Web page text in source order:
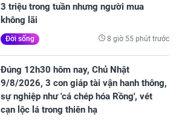
3 triệu trong tuần nhưng người mua
không lãi
Đời sống 8 giờ 55 phút trước
Đúng 12h30 hôm nay, Chủ Nhật
9/8/2026, 3 con giáp tài vận hanh thông,
sự nghiệp như 'cá chép hóa Rồng', vét
cạn lộc lá trong thiên hạ